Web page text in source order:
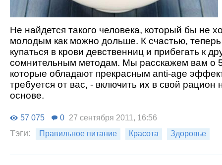
Не найдется такого человека, который бы не
молодым как можно дольше. К счастью,
купаться в крови девственниц и прибегать к
сомнительным методам. Мы расскажем вам о
которые обладают прекрасным anti-age
требуется от вас, - включить их в свой рацион
основе.
57 075 0 27 сентября 2011, 16:56
Тэги: Правильное питание Красота Здоровье